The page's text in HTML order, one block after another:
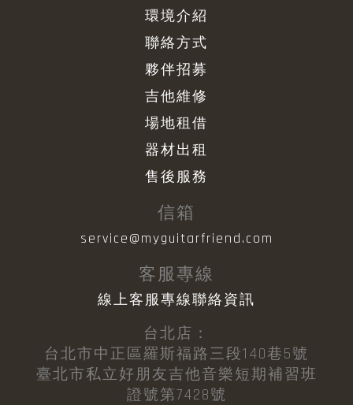
環境介紹
聯絡方式
夥伴招募
吉他維修
場地租借
器材出租
售後服務
信箱
service@myguitarfriend.com
客服專線
線上客服專線聯絡資訊
台北店：
台北市中正區羅斯福路三段140巷5號
臺北市私立好朋友吉他音樂短期補習班
證號第7428號